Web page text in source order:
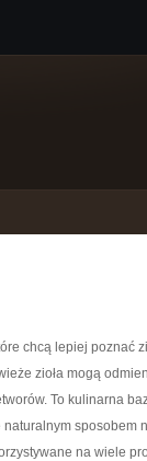
chcą lepiej poznać
zioła mogą
To kulinarna
sposobem
na wiele